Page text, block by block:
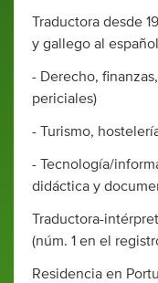
Traductora desde
y gallego al
- Derecho,
periciales)
- Turismo,
- Tecnología/
didáctica y
Traductora-
(núm. 1 en el
Residencia en